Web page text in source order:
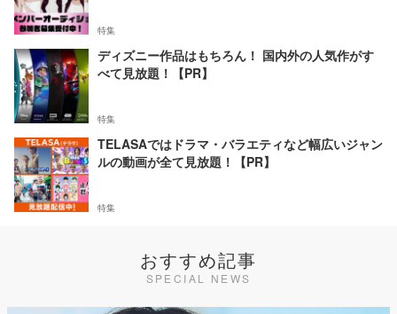
特集
ディズニー作品はもちろん！ 国内外の人気作がす
べて見放題！【PR】
特集
TELASAではドラマ・バラエティなど幅広いジャン
ルの動画が全て見放題！【PR】
特集
おすすめ記事
SPECIAL NEWS